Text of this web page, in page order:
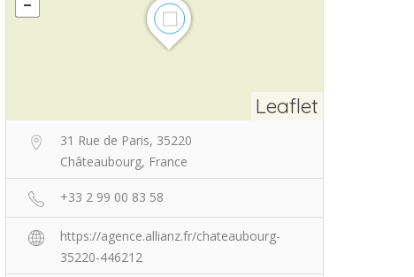
Leaflet
31 Rue de Paris, 35220
Châteaubourg, France
+33 2 99 00 83 58
https://agence.allianz.fr/chateaubourg-
35220-446212